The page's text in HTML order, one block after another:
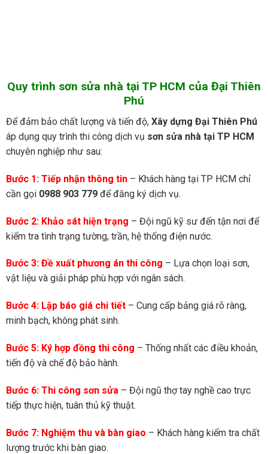
Quy trình sơn sửa nhà tại TP HCM của Đại Thiên
Phú
Để đảm bảo chất lượng và tiến độ, Xây dựng Đại Thiên Phú
áp dụng quy trình thi công dịch vụ sơn sửa nhà tại TP HCM
chuyên nghiệp như sau:
Bước 1: Tiếp nhận thông tin– Khách hàng tại TP HCM chỉ
cần gọi 0988 903 779để đăng ký dịch vụ.
Bước 2: Khảo sát hiện trạng – Đội ngũ kỹ sư đến tận nơi để
kiểm tra tình trạng tường, trần, hệ thống điện nước.
Bước 3: Đề xuất phương án thi công – Lựa chọn loại sơn,
vật liệu và giải pháp phù hợp với ngân sách.
Bước 4: Lập báo giá chi tiết – Cung cấp bảng giá rõ ràng,
minh bạch, không phát sinh.
Bước 5: Ký hợp đồng thi công – Thống nhất các điều khoản,
tiến độ và chế độ bảo hành.
Bước 6: Thi công sơn sửa – Đội ngũ thợ tay nghề cao trực
tiếp thực hiện, tuân thủ kỹ thuật.
Bước 7: Nghiệm thu và bàn giao – Khách hàng kiểm tra chất
lượng trước khi bàn giao.